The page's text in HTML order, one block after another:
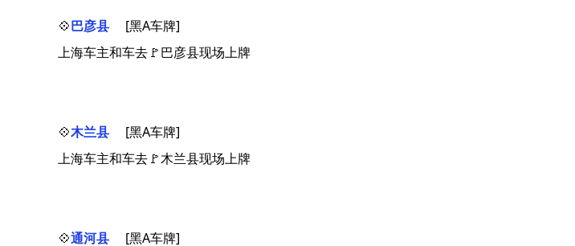
💠巴彦县
[黑A车牌]
上海车主和车去🚩巴彦县现场上牌
💠木兰县
[黑A车牌]
上海车主和车去🚩木兰县现场上牌
💠通河县
[黑A车牌]